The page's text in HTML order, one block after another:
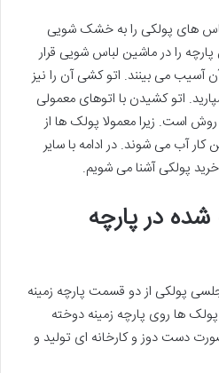
های پولکی را به خشک شویی
را در ماشین لباس شویی قرار
می بینند. اتو کشی آن را نیز
اتو کشیدن با اتوهای معمولی
است. زیرا معمولا پولک ها از
آب می شوند. در ادامه با سایر
پولکی آشنا می شویم.
شده در پارچه
پولکی از دو قسمت پارچه زمینه
ها روی پارچه زمینه دوخته
دست دوز و کارخانه ای تولید و